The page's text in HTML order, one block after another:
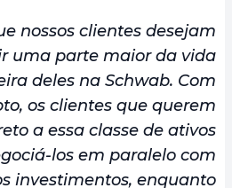
nossos clientes desejam
uma parte maior da vida
deles na Schwab. Com
os clientes que querem
a essa classe de ativos
los em paralelo com
investimentos, enquanto